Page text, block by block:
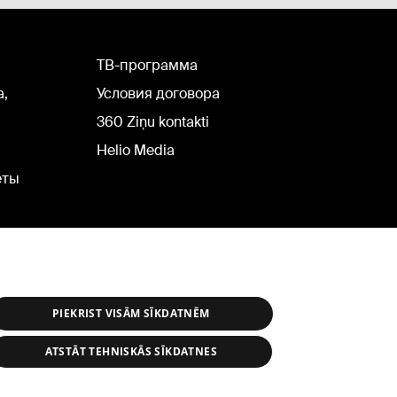
TВ-программа
Условия договора
360 Ziņu kontakti
Helio Media
PIEKRIST VISĀM SĪKDATNĒM
ATSTĀT TEHNISKĀS SĪKDATNES